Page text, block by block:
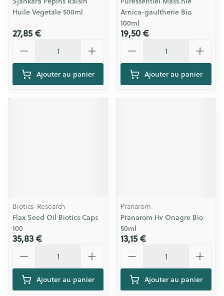
Huile Vegetale 500ml
27,85 €
Ajouter au panier
Arnica-gaultherie Bio
100ml
19,50 €
Ajouter au panier
Biotics-Research
Flax Seed Oil Biotics Caps
100
35,83 €
Ajouter au panier
Pranarom
Pranarom Hv Onagre Bio
50ml
13,15 €
Ajouter au panier